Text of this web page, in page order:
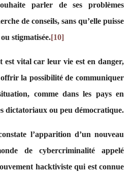
parler de ses problèmes
de conseils, sans qu’elle puisse
stigmatisée.[10]
est vital car leur vie est en danger,
la possibilité de communiquer
comme dans les pays en
dictatoriaux ou peu démocratique.
l’apparition d’un nouveau
de cybercriminalité appelé
hacktiviste qui est connue